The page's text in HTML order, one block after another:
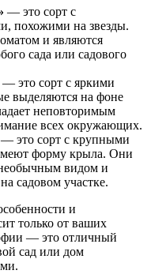
— это сорт с
похожими на звезды.
и являются
сада или садового
— это сорт с яркими
выделяются на фоне
неповторимым
всех окружающих.
— это сорт с крупными
форму крыла. Они
видом и
садовом участке.
и
только от ваших
— это отличный
сад или дом